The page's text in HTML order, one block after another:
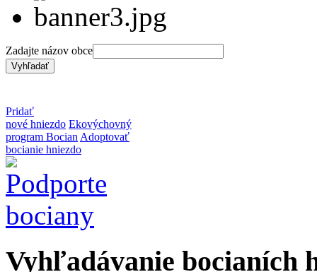
Zadajte názov obce
Pridať
nové hniezdo Ekovýchovný
program Bocian Adoptovať
bocianie hniezdo
Vyhľadávanie bocianích